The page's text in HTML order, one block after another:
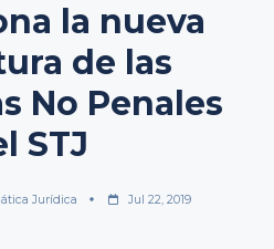
la nueva
de las
No Penales
STJ
Jurídica Jul 22, 2019